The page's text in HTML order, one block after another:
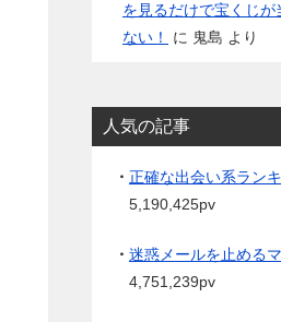
を見るだけで宝くじ
ない！
に 鬼島 より
人気の記事
・ 正確な出会い系ラン
5,190,425pv
・ 迷惑メールを止める
4,751,239pv